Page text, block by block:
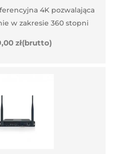
4K pozwalająca
w zakresie 360 stopni
zł(brutto)